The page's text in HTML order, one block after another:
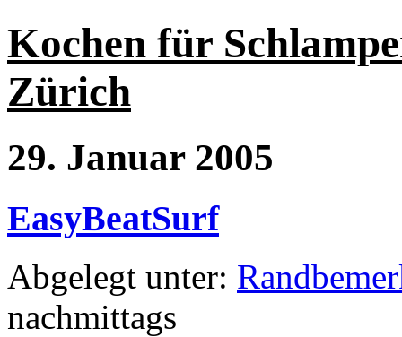
Kochen für
Zürich
29. Januar 2005
EasyBeatSurf
Abgelegt unter:
nachmittags